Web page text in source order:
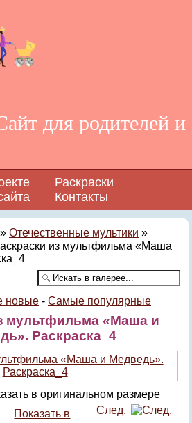
для родителей и
Раскраски
Контакты
» Отечественные мультики »
из мультфильма «Маша
новые - Самые популярные
мультфильма «Маша и
Раскраска_4
След.